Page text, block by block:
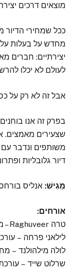
מוצאים דרכים
ככל שמחירי הדיור
מחדש על בעלות
יצירתיים: חברים
לעולם לא יכלו
אבל זה לא רק על
בפרק זה אנו
שצעירים מאמצים.
משותפים ונדבר עם
דיור גלובליות
מַגִישׁ: אנליס
אורחים:
טרה Raghuveer – מנהלת הפדרציה של איגוד הדיירים
לילאני פרחה –
לולה מילהולנד –
שרלוט שייד – עורכת